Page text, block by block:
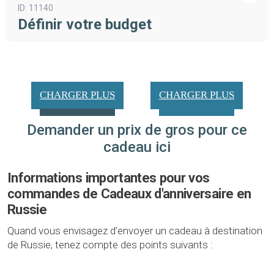
ID: 11140
Définir votre budget
CHARGER PLUS CHARGER PLUS
Demander un prix de gros pour ce
cadeau ici
Informations importantes pour vos
commandes de Cadeaux d'anniversaire en
Russie
Quand vous envisagez d’envoyer un cadeau à destination
de Russie, tenez compte des points suivants :